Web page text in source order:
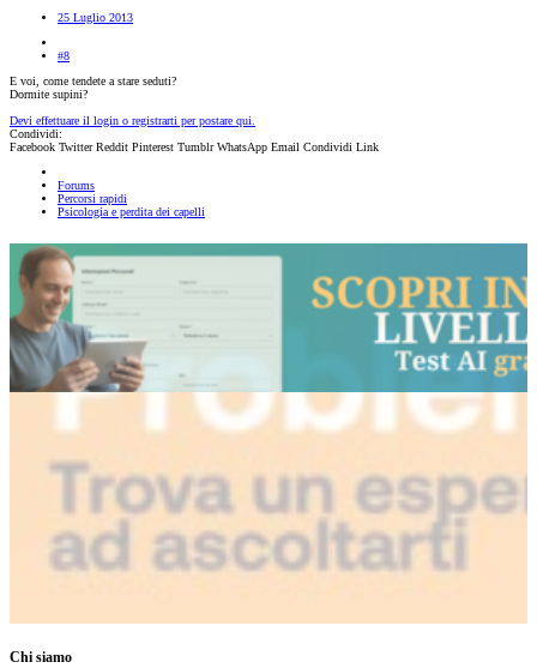
25 Luglio 2013
#8
E voi, come tendete a stare seduti?
Dormite supini?
Devi effettuare il login o registrarti per postare qui.
Condividi:
Facebook Twitter Reddit Pinterest Tumblr WhatsApp Email Condividi Link
Forums
Percorsi rapidi
Psicologia e perdita dei capelli
Chi siamo